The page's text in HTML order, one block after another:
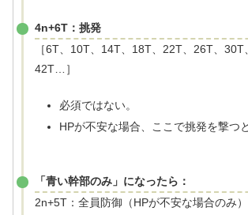
4n+6T：挑発
［6T、10T、14T、18T、22T、26T、30T
42T…］
必須ではない。
HPが不安な場合、ここで挑発を撃つ
「青い幹部のみ」になったら：
2n+5T：全員防御（HPが不安な場合のみ）